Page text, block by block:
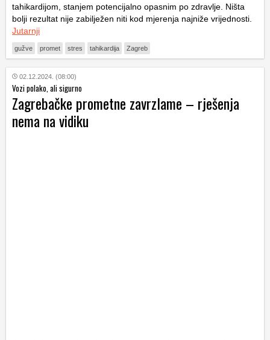
tahikardijom, stanjem potencijalno opasnim po zdravlje. Ništa
bolji rezultat nije zabilježen niti kod mjerenja najniže vrijednosti.
Jutarnji
gužve promet stres tahikardija Zagreb
02.12.2024. (08:00)
Vozi polako, ali sigurno
Zagrebačke prometne zavrzlame – rješenja
nema na vidiku